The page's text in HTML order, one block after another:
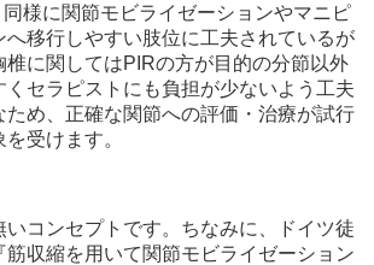
様に関節モビライゼーションやマニピ
へ移行しやすい肢位に工夫されているが
椎に関してはPIRの方が目的の分節以外
くセラピストにも負担が少ないよう工夫
ため、正確な関節への評価・治療が試行
を受けます。
いコンセプトです。ちなみに、ドイツ徒
筋収縮を用いて関節モビライゼーション